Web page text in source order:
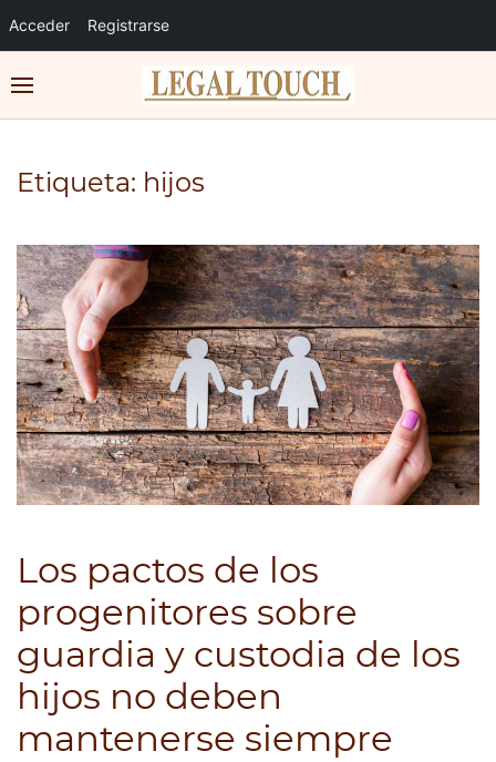
Acceder Registrarse
Etiqueta: hijos
Los pactos de los
progenitores sobre
guardia y custodia de los
hijos no deben
mantenerse siempre